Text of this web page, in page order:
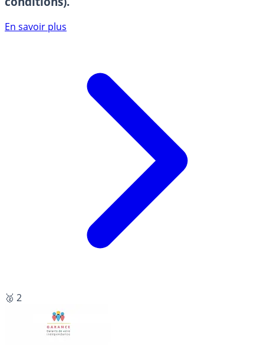
En savoir plus
🥈 2